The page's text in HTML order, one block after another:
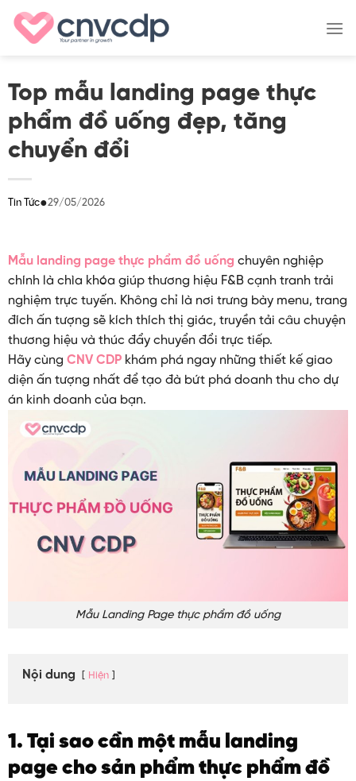
Skip
Top mẫu landing page thực
phẩm đồ uống đẹp, tăng
chuyển đổi
Tin Tức●29/05/2026
Mẫu landing page thực phẩm đồ uống chuyên nghiệp
chính là chìa khóa giúp thương hiệu F&B cạnh tranh trải
nghiệm trực tuyến. Không chỉ là nơi trưng bày menu, trang
đích ấn tượng sẽ kích thích thị giác, truyền tải câu chuyện
thương hiệu và thúc đẩy chuyển đổi trực tiếp.
Hãy cùng CNV CDPkhám phá ngay những thiết kế giao
diện ấn tượng nhất để tạo đà bứt phá doanh thu cho dự
án kinh doanh của bạn.
Mẫu Landing Page thực phẩm đồ uống
Nội dung Hiện
1. Tại sao cần một mẫu landing
page cho sản phẩm thực phẩm đồ